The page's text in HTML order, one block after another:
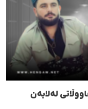
لەلایەن